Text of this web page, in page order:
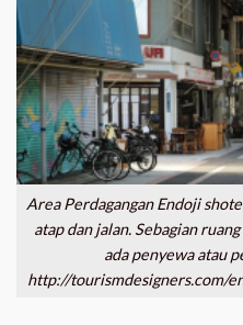
Area Perdagangan Endoji
atap dan jalan. Sebagian
ada penyewa atau
http://tourismdesigners.com/